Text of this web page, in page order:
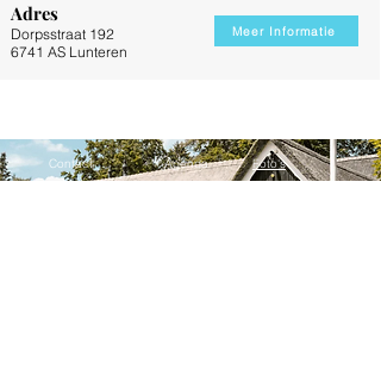
Adres
Dorpsstraat 192
6741 AS Lunteren
Meer Informatie
Contact
Agenda
Foto's